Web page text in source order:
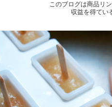
このブログは商品リ
収益を得てい